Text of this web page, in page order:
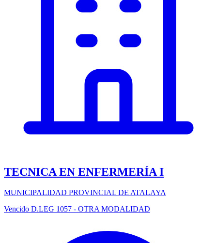
TECNICA EN ENFERMERÍA I
MUNICIPALIDAD PROVINCIAL DE ATALAYA
Vencido D.LEG 1057 - OTRA MODALIDAD